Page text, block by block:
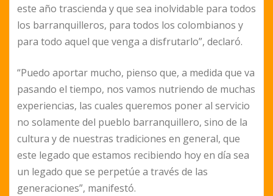
este año trascienda y que sea inolvidable para todos
los barranquilleros, para todos los colombianos y
para todo aquel que venga a disfrutarlo”, declaró.
“Puedo aportar mucho, pienso que, a medida que va
pasando el tiempo, nos vamos nutriendo de muchas
experiencias, las cuales queremos poner al servicio
no solamente del pueblo barranquillero, sino de la
cultura y de nuestras tradiciones en general, que
este legado que estamos recibiendo hoy en día sea
un legado que se perpetúe a través de las
generaciones”, manifestó.